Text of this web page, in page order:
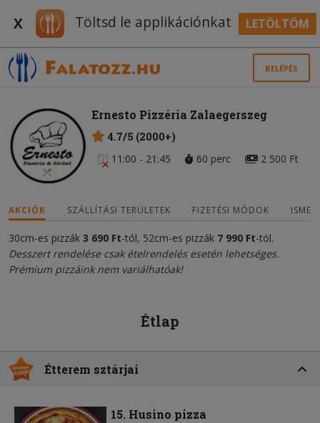
X Töltsd le applikációnkat LETÖLTÖM
BELÉPÉS
Ernesto Pizzéria Zalaegerszeg
4.7/5 (2000+)
11:00 - 21:45
60 perc 2 500 Ft
AKCIÓK SZÁLLÍTÁSI TERÜLETEK FIZETÉSI MÓDOK
30cm-es pizzák 3 690 Ft-tól, 52cm-es pizzák 7 990 Ft-tól.
Desszert rendelése csak ételrendelés esetén lehetséges.
Prémium pizzáink nem variálhatóak!
Étlap
Étterem sztárjai
15. Husino pizza